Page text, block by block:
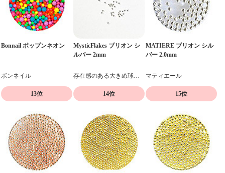
Bonnail ポップンネオン
ボンネイル
MysticFlakes ブリオン シ
ルバー 2mm
MATIERE ブリオン シル
バー 2.0mm
マティエール
13位 14位 15位